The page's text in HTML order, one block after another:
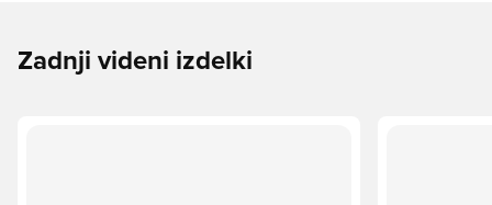
Zadnji videni izdelki